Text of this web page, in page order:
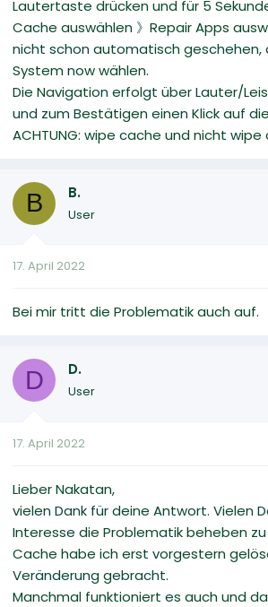
Lautertaste drücken und für 5
Cache auswählen 》Repair Apps
nicht schon automatisch geschehen,
System now wählen.
Die Navigation erfolgt über Lauter/
und zum Bestätigen einen Klick auf
ACHTUNG: wipe cache und nicht
B B.
User
17. April 2022
Bei mir tritt die Problematik auch auf.
D D.
User
17. April 2022
Lieber Nakatan,
vielen Dank für deine Antwort. Vielen
Interesse die Problematik beheben zu
Cache habe ich erst vorgestern
Veränderung gebracht.
Manchmal funktioniert es auch und